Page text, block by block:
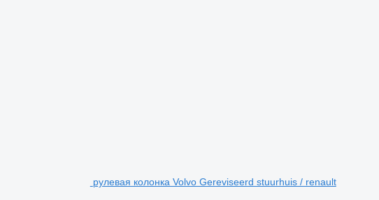
рулевая колонка Volvo Gereviseerd stuurhuis / renault